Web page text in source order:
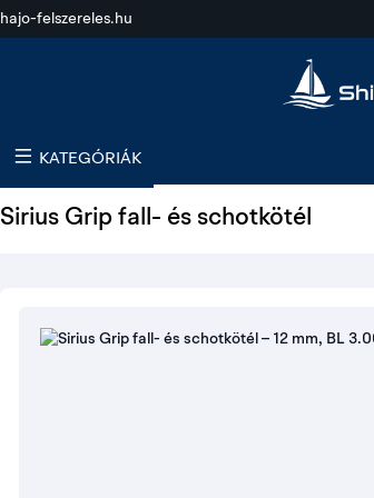
hajo-felszereles.hu
KATEGÓRIÁK
Sirius Grip fall- és schotkötél